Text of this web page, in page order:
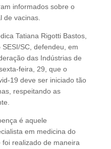
informados sobre o
de vacinas.
Tatiana Rigotti Bastos,
SC, defendeu, em
das Indústrias de
feira, 29, que o
19 deve ser iniciado tão
respeitando as
é aquele
em medicina do
realizado de maneira